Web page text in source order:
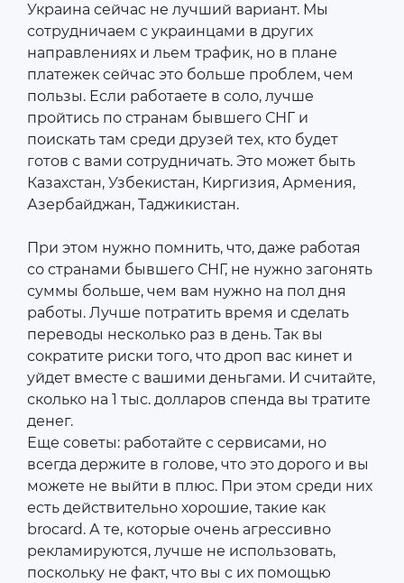
Украина сейчас не лучший вариант. Мы
сотрудничаем с украинцами в других
направлениях и льем трафик, но в плане
платежек сейчас это больше проблем, чем
пользы. Если работаете в соло, лучше
пройтись по странам бывшего СНГ и
поискать там среди друзей тех, кто будет
готов с вами сотрудничать. Это может быть
Казахстан, Узбекистан, Киргизия, Армения,
Азербайджан, Таджикистан.
При этом нужно помнить, что, даже работая
со странами бывшего СНГ, не нужно загонять
суммы больше, чем вам нужно на пол дня
работы. Лучше потратить время и сделать
переводы несколько раз в день. Так вы
сократите риски того, что дроп вас кинет и
уйдет вместе с вашими деньгами. И считайте,
сколько на 1 тыс. долларов спенда вы тратите
денег.
Еще советы: работайте с сервисами, но
всегда держите в голове, что это дорого и вы
можете не выйти в плюс. При этом среди них
есть действительно хорошие, такие как
brocard. А те, которые очень агрессивно
рекламируются, лучше не использовать,
поскольку не факт, что вы с их помощью